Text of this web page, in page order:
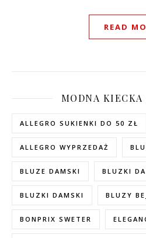
READ
MODNA
ALLEGRO SUKIENKI DO 50 ZŁ
ALLEGRO WYPRZEDAŻ
BLUZE DAMSKI BLUZKI
BLUZKI DAMSKI BLUZY
BONPRIX SWETER